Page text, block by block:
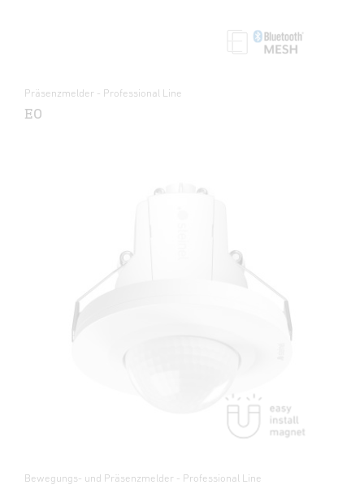
Präsenzmelder - Professional Line
EO
Bewegungs- und Präsenzmelder - Professional Line